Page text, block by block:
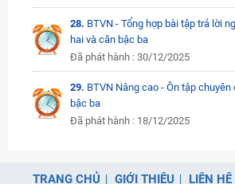
28. BTVN - Tổng hợp bài tập trả lời
hai và căn bậc ba
Đã phát hành : 30/12/2025
29. BTVN Nâng cao - Ôn tập
bậc ba
Đã phát hành : 18/12/2025
TRANG CHỦ GIỚI THIỆU LIÊN HỆ